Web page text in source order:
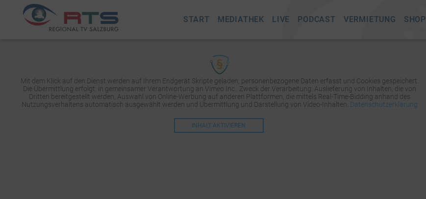
START MEDIATHEK LIVE PODCAST VERMIETUNG SHOP
Mit dem Klick auf den Dienst werden auf Ihrem Endgerät Skripte geladen, personenbezogene Daten erfasst und Cookies gespeichert.
Die Übermittlung erfolgt: in gemeinsamer Verantwortung an Vimeo Inc.. Zweck der Verarbeitung: Auslieferung von Inhalten, die von
Dritten bereitgestellt werden, Auswahl von Online-Werbung auf anderen Plattformen, die mittels Real-Time-Bidding anhand des
Nutzungsverhaltens automatisch ausgewählt werden und Übermittlung und Darstellung von Video-Inhalten. Datenschutzerklärung
INHALT AKTIVIEREN